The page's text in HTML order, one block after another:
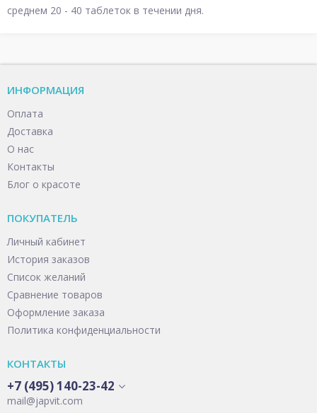
среднем 20 - 40 таблеток в течении дня.
ИНФОРМАЦИЯ
Оплата
Доставка
О нас
Контакты
Блог о красоте
ПОКУПАТЕЛЬ
Личный кабинет
История заказов
Список желаний
Сравнение товаров
Оформление заказа
Политика конфиденциальности
КОНТАКТЫ
+7 (495) 140-23-42
mail@japvit.com